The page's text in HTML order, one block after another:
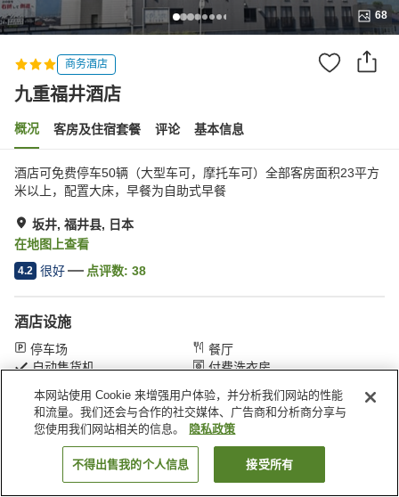
68
商务酒店
九重福井酒店
概况 客房及住宿套餐 评论 基本信息
酒店可免费停车50辆（大型车可，摩托车可）全部客房面积23平方
米以上，配置大床，早餐为自助式早餐
坂井, 福井县, 日本
在地图上查看
4.2 很好 点评数: 38
酒店设施
停车场
餐厅
自动售货机
付费洗衣房
首页 日本 福井县 坂井 九重福井酒店
搜索客房
本网站使用 Cookie 来增强用户体验，并分析我们网站的性能
和流量。我们还会与合作的社交媒体、广告商和分析商分享与
您使用我们网站相关的信息。
隐私政策
不得出售我的个人信息 接受所有